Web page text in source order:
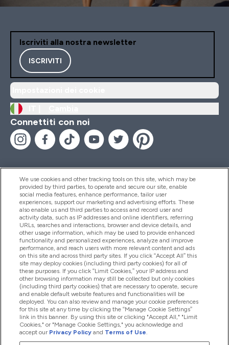
Iscriviti alla nostra newsletter
ISCRIVITI
Connettiti con noi
Aiuto & Informazioni
Prodotti
Chi Siamo
Fedeltà & Premi
2026 The Hut.com Ltd
We use cookies and other tracking tools on this site, which may be
provided by third parties, to operate and secure our site, enable
social media features, enhance performance, tailor user
experiences, support our marketing and advertising efforts. These
also enable us and third parties to access and record user and
activity data, such as IP addresses and online identifiers, referring
URLs, searches and interactions, browser and device details, and
other usage information, which may be used to provide enhanced
functionality and personalized experiences, analyze and improve
performance, and reach users with more relevant content and ads
on this site and across third party sites. If you click “Accept All” this
site may deploy cookies (including third party cookies) for all of
these purposes. If you click “Limit Cookies,” your IP address and
other browsing information may still be collected but only cookies
(including third party cookies) that are necessary to operate, secure
and enable default website features and functionalities will be
deployed. You can also review and manage your cookie preferences
for this site at any time by clicking the “Manage Cookie Settings”
link in this banner. By using this site or clicking "Accept All," "Limit
Cookies," or "Manage Cookie Settings," you acknowledge and
accept our Privacy Policy and Terms of Use.